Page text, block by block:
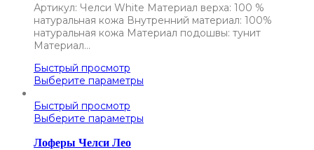
Артикул: Челси White Материал верха: 100 %
натуральная кожа Внутренний материал: 100%
натуральная кожа Материал подошвы: тунит
Материал…
Быстрый просмотр
Выберите параметры
Быстрый просмотр
Выберите параметры
Лоферы Челси Лео